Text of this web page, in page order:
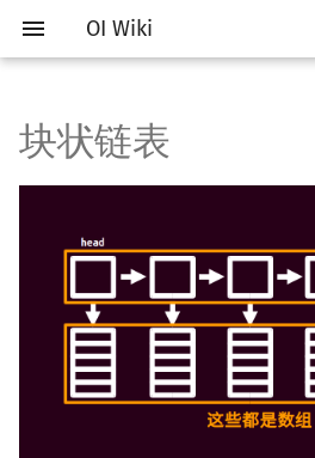
OI Wiki
入
以
Getting Started
OI Wiki 不是什么
格式手册
比赛相关简介
学习路线
学习资源
工具软件简介
命令行
命令行编译与调试
语言基础简介
C++ 进阶
C++ 与其他常用语言的区别
算法基础简介
递归 & 分治
搜索部分简介
BFS（搜索）
双向搜索
启发式搜索
动态规划部分简介
背包 DP
区间 DP
字符串部分简介
字符串匹配
字符串哈希
数学部分简介
位操作
二进制集合操作
并查集
堆简介
左偏树
libstdc++ 中的 rope
线段树基础
区间最值操作 & 区间历史最
二叉搜索树 & 平衡树
替罪羊树
可持久化数据结构简介
可持久化块状数组
可持久化平衡树
可持久化字典树
线段树套线段树
线段树套平衡树
树状数组套权值线段树
分块套树状数组
Link Cut Tree
Euler Tour Tree
Top Tree
图论部分简介
DFS（图论）
BFS（图论）
计算几何部分简介
三维计算几何基础
Pick 定理
杂项简介
离线算法
分数规划
RMQ
线段树与离线询问
块状链表